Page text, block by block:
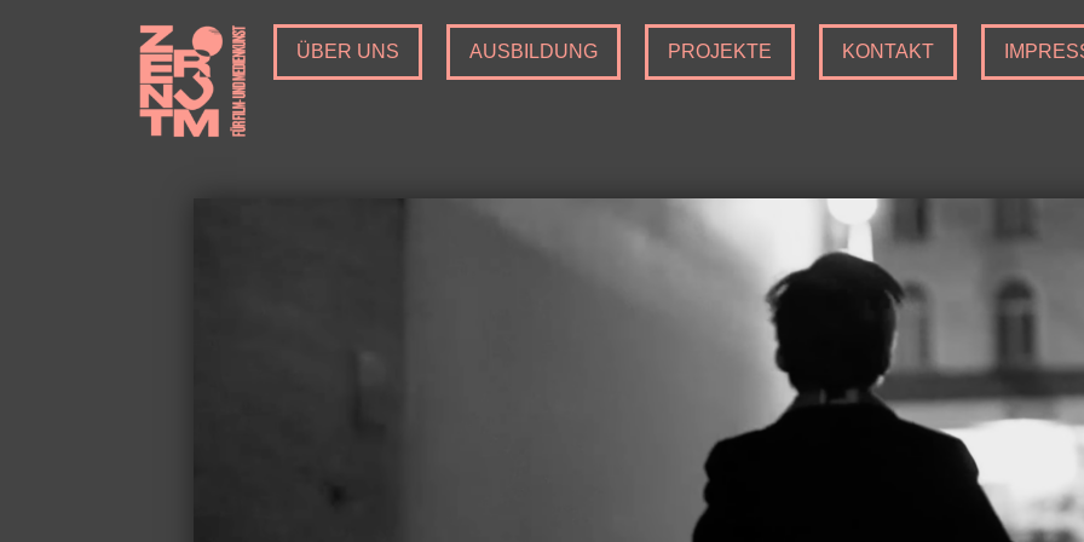
ÜBER UNS AUSBILDUNG PROJEKTE KONTAKT